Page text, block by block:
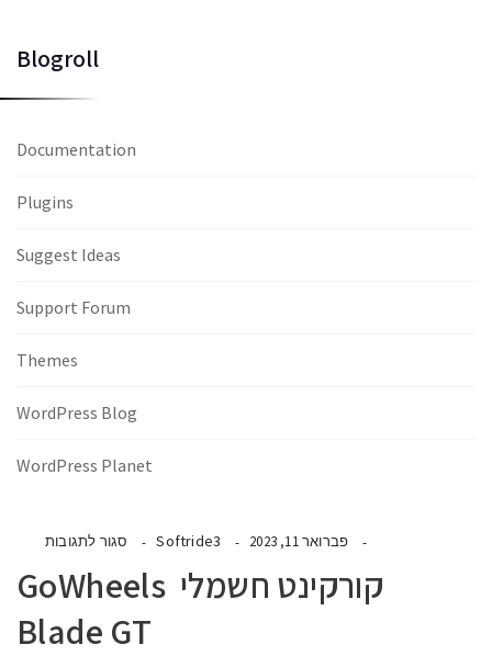
פברואר 11, 2023 Softride3 סגור לתגובות
קורקינט חשמלי GoWheels
Blade GT
Blogroll
Documentation
Plugins
Suggest Ideas
Support Forum
Themes
WordPress Blog
WordPress Planet